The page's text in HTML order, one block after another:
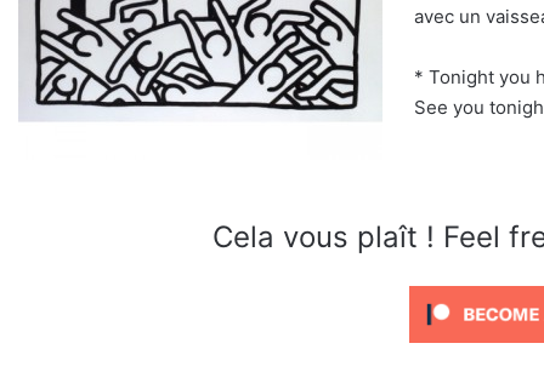
avec un
* Tonight you
See you
Cela vous plaît ! Feel